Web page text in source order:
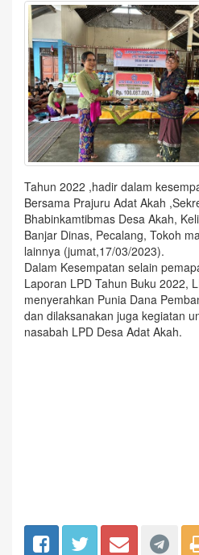
Tahun 2022 ,hadir dalam
Bersama Prajuru Adat Akah
Bhabinkamtibmas Desa Akah,
Banjar Dinas, Pecalang, Tokoh
lainnya (jumat,17/03/2023).
Dalam Kesempatan selain
Laporan LPD Tahun Buku 2022,
menyerahkan Punia Dana
dan dilaksanakan juga kegiatan
nasabah LPD Desa Adat Akah.